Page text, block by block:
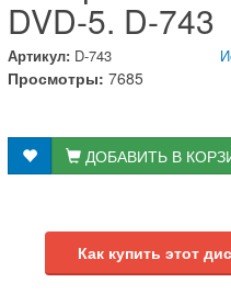
DVD-5. D-743
Артикул: D-743
Просмотры: 7685
ДОБАВИТЬ В
Как купить этот